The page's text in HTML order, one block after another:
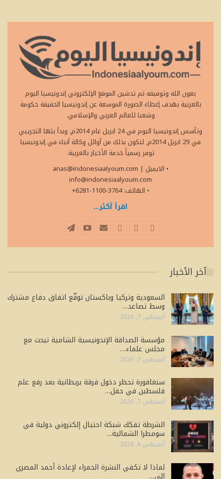
بعون الله وتوفيقه تم تدشين الموقع الإلكتروني إندونيسيا اليوم
بالعربية بهدف إعطاء الصورة الموسعة عن إندونيسيا الحقيقة حكومة
وشعبا للعالم العربي والإسلامي.
وتأسس إندونيسيا اليوم في 24 ابريل عام 2014م, وبدأ بثها التجريبي
في 29 ابريل 2014م, لتكون بذلك من أوائل وكالة أنباء في إندونيسيا
توفر رسمياً خدمة الأخبار بالعربية.
• الايميل
anas@indonesiaalyoum.com |
info@indonesiaalyoum.com
• الهاتف: 3764-1100-6281+
اقرأ أكثر...
آخر الأخبار
السعودية وتركيا وباكستان توقّع اتفاق دفاع مشترك
وسط تصاعد…
أغسطس 7, 2026
مؤسسة الصداقة الإندونيسية الشامية تبحث مع
مجلس علماء…
أغسطس 7, 2026
سنغافورة تحظر دخول فرقة بريطانية بعد رفع علم
فلسطين في حفل…
أغسطس 7, 2026
الشرطة تفكك شبكة احتيال إلكتروني دولية في
سومطرا الشمالية…
أغسطس 6, 2026
لماذا لا تكفي النشرة الحمراء لإعادة أحمد المصري
إلى…